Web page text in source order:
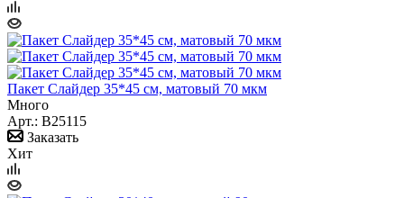
Пакет Слайдер 35*45 см, матовый 70 мкм
Много
Арт.: B25115
Заказать
Хит